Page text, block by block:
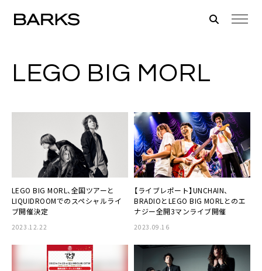
LEGO BIG MORL
LEGO BIG MORL、全国ツアーと
LIQUIDROOMでのスペシャルライ
ブ開催決定
2023.12.22
【ライブレポート】UNCHAIN、
BRADIOとLEGO BIG MORLとのエ
ナジー全開3マンライブ開催
2023.09.16